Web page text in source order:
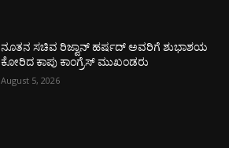
ನೂತನ ಸಚಿವ ರಿಜ್ವಾನ್ ಹರ್ಷದ್ ಅವರಿಗೆ ಶುಭಾಶಯ
ಕೋರಿದ ಕಾಪು ಕಾಂಗ್ರೆಸ್ ಮುಖಂಡರು
August 5, 2026